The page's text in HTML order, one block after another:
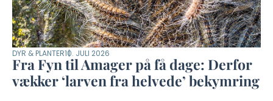
DYR & PLANTER10. JULI 2026
Fra Fyn til Amager på få dage: Derfor
vækker ‘larven fra helvede’ bekymring